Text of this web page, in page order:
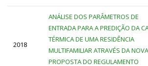
2018
ANÁLISE DOS PARÂMETROS DE
ENTRADA PARA A PREDIÇÃO DA
TÉRMICA DE UMA RESIDÊNCIA
MULTIFAMILIAR ATRAVÉS DA NOVA
PROPOSTA DO REGULAMENTO